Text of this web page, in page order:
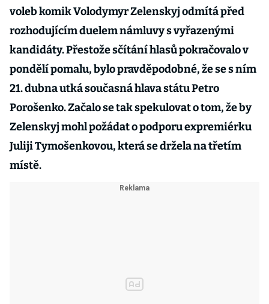
voleb komik Volodymyr Zelenskyj odmítá před
rozhodujícím duelem námluvy s vyřazenými
kandidáty. Přestože sčítání hlasů pokračovalo v
pondělí pomalu, bylo pravděpodobné, že se s ním
21. dubna utká současná hlava státu Petro
Porošenko. Začalo se tak spekulovat o tom, že by
Zelenskyj mohl požádat o podporu expremiérku
Juliji Tymošenkovou, která se držela na třetím
místě.